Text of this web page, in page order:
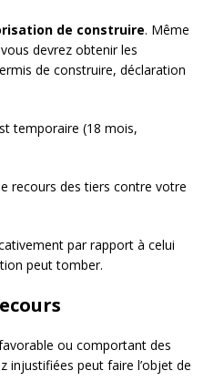
de construire. Même
devrez obtenir les
de construire, déclaration
temporaire (18 mois,
recours des tiers contre votre
par rapport à celui
peut tomber.
ou comportant des
injustifiées peut faire l’objet de